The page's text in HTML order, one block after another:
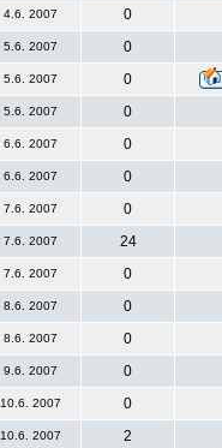
4.6. 2007
0
5.6. 2007
0
5.6. 2007
0
5.6. 2007
0
6.6. 2007
0
6.6. 2007
0
7.6. 2007
0
7.6. 2007
24
7.6. 2007
0
8.6. 2007
0
8.6. 2007
0
9.6. 2007
0
10.6. 2007
0
10.6. 2007
2